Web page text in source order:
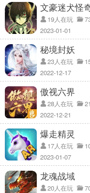
随时随地挑战高手玩家，获
道馆，资源更丰富；
百变换装，让你尽情订制角
源源不断；
走路都可以孵蛋，玩家可在
康和游戏融为一体。
爆走精灵手游评测：
在爆走精灵游戏中玩家可以
测，不放过任何一只奇珍异
海量免费道具可在补给站领
样可以享受游戏的乐趣；
谁说游戏伤身，爆走精灵，
种各样的精灵蛋。
爆走精灵手游说明：
文豪迷犬怪
19人在玩
2023-01-01
秘境封妖
23人在玩
2022-12-17
傲视六界
28人在玩
2022-12-21
爆走精灵
17人在玩
2023-01-07
龙魂战域
20人在玩